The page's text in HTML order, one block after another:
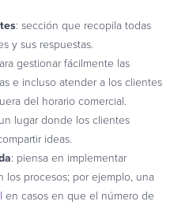
: sección que recopila todas
y sus respuestas.
gestionar fácilmente las
e incluso atender a los clientes
del horario comercial.
lugar donde los clientes
ideas.
: piensa en implementar
los procesos; por ejemplo, una
en casos en que el número de